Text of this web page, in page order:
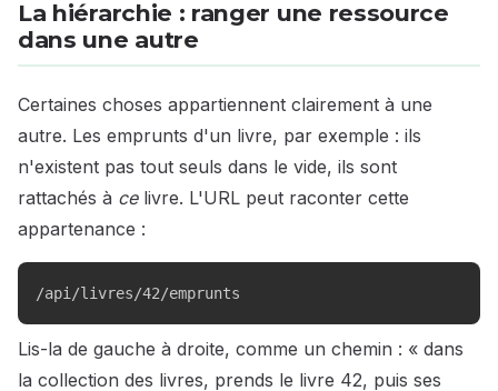
La hiérarchie : ranger une ressource
dans une autre
Certaines choses appartiennent clairement à une
autre. Les emprunts d'un livre, par exemple : ils
n'existent pas tout seuls dans le vide, ils sont
rattachés à celivre. L'URL peut raconter cette
appartenance :
/api/livres/42/emprunts
Lis-la de gauche à droite, comme un chemin : « dans
la collection des livres, prends le livre 42, puis ses